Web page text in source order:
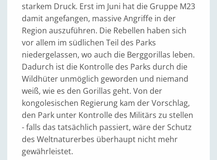
starkem Druck. Erst im Juni hat die Gruppe M23
damit angefangen, massive Angriffe in der
Region auszuführen. Die Rebellen haben sich
vor allem im südlichen Teil des Parks
niedergelassen, wo auch die Berggorillas leben.
Dadurch ist die Kontrolle des Parks durch die
Wildhüter unmöglich geworden und niemand
weiß, wie es den Gorillas geht. Von der
kongolesischen Regierung kam der Vorschlag,
den Park unter Kontrolle des Militärs zu stellen
- falls das tatsächlich passiert, wäre der Schutz
des Weltnaturerbes überhaupt nicht mehr
gewährleistet.